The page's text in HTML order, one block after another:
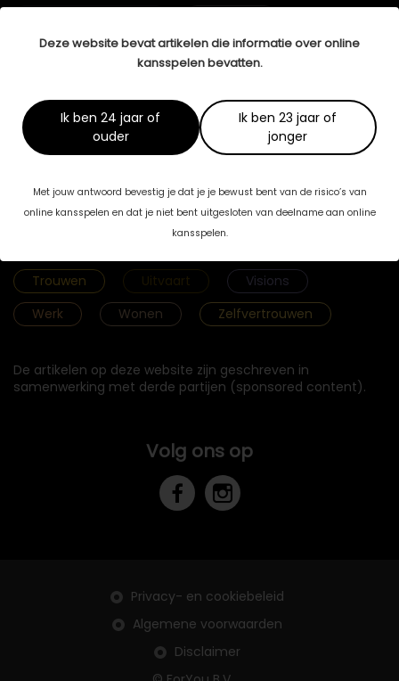
Deze website bevat artikelen die informatie over online
kansspelen bevatten.
Ik ben 24 jaar of
ouder
Ik ben 23 jaar of
jonger
Met jouw antwoord bevestig je dat je je bewust bent van de risico’s van
online kansspelen en dat je niet bent uitgesloten van deelname aan online
kansspelen.
Lichamelijke gezondheid
Lingerie
Meditatie
Mentale gezondheid
Mijn Verhaal
Mode
Reizen
Selfcare
Selfmade Woman
Sport
Trouwen
Uitvaart
Visions
Werk
Wonen Zelfvertrouwen
De artikelen op deze website zijn geschreven in
samenwerking met derde partijen (sponsored content).
Volg ons op
Privacy- en cookiebeleid
Algemene voorwaarden
Disclaimer